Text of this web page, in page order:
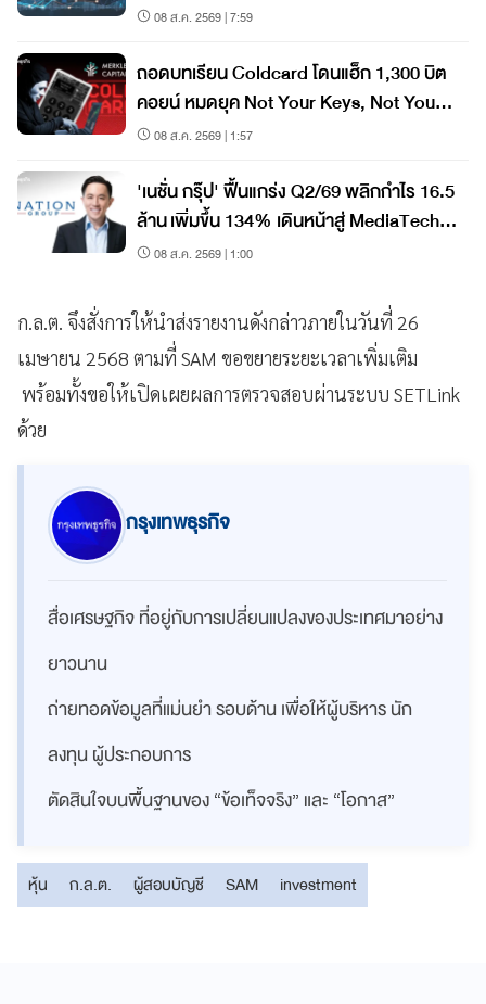
08 ส.ค. 2569 | 7:59
ถอดบทเรียน Coldcard โดนแฮ็ก 1,300 บิต
คอยน์ หมดยุค Not Your Keys, Not Your
Coins?
08 ส.ค. 2569 | 1:57
'เนชั่น กรุ๊ป' ฟื้นแกร่ง Q2/69 พลิกกำไร 16.5
ล้าน เพิ่มขึ้น 134% เดินหน้าสู่ MediaTech
เต็มรูปแบบ
08 ส.ค. 2569 | 1:00
ก.ล.ต. จึงสั่งการให้นำส่งรายงานดังกล่าวภายในวันที่ 26
เมษายน 2568 ตามที่ SAM ขอขยายระยะเวลาเพิ่มเติม
พร้อมทั้งขอให้เปิดเผยผลการตรวจสอบผ่านระบบ SETLink
ด้วย
กรุงเทพธุรกิจ
สื่อเศรษฐกิจ ที่อยู่กับการเปลี่ยนแปลงของประเทศมาอย่าง
ยาวนาน
ถ่ายทอดข้อมูลที่แม่นยำ รอบด้าน เพื่อให้ผู้บริหาร นัก
ลงทุน ผู้ประกอบการ
ตัดสินใจบนพื้นฐานของ “ข้อเท็จจริง” และ “โอกาส”
หุ้น ก.ล.ต. ผู้สอบบัญชี SAM investment